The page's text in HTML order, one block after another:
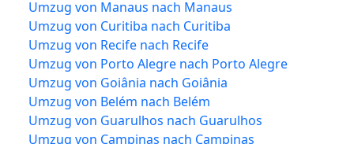
Umzug von Manaus nach Manaus
Umzug von Curitiba nach Curitiba
Umzug von Recife nach Recife
Umzug von Porto Alegre nach Porto Alegre
Umzug von Goiânia nach Goiânia
Umzug von Belém nach Belém
Umzug von Guarulhos nach Guarulhos
Umzug von Campinas nach Campinas